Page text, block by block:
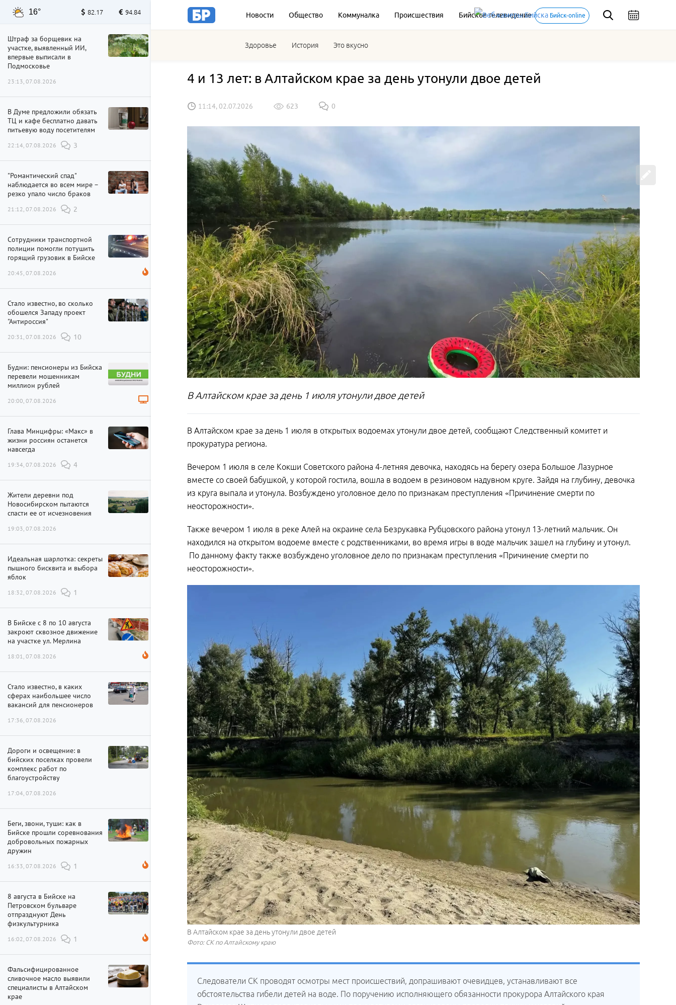
Новости Общество Коммуналка Происшествия Бийское телевидение Бийск-online
Здоровье История Это вкусно
16° 82.17 94.84
Штраф за борщевик на
участке, выявленный ИИ,
впервые выписали в
Подмосковье
23:13, 07.08.2026
В Думе предложили обязать
ТЦ и кафе бесплатно давать
питьевую воду посетителям
22:14, 07.08.2026 3
"Романтический спад"
наблюдается во всем мире –
резко упало число браков
21:12, 07.08.2026 2
Сотрудники транспортной
полиции помогли потушить
горящий грузовик в Бийске
20:45, 07.08.2026
Стало известно, во сколько
обошелся Западу проект
"Антироссия"
20:31, 07.08.2026 10
Будни: пенсионеры из Бийска
перевели мошенникам
миллион рублей
20:00, 07.08.2026
Глава Минцифры: «Макс» в
жизни россиян останется
навсегда
19:34, 07.08.2026 4
Жители деревни под
Новосибирском пытаются
спасти ее от исчезновения
19:03, 07.08.2026
Идеальная шарлотка: секреты
пышного бисквита и выбора
яблок
18:32, 07.08.2026 1
В Бийске с 8 по 10 августа
закроют сквозное движение
на участке ул. Мерлина
18:01, 07.08.2026
Стало известно, в каких
сферах наибольшее число
вакансий для пенсионеров
17:36, 07.08.2026
Дороги и освещение: в
бийских поселках провели
комплекс работ по
благоустройству
17:04, 07.08.2026
Беги, звони, туши: как в
Бийске прошли соревнования
добровольных пожарных
дружин
16:33, 07.08.2026 1
8 августа в Бийске на
Петровском бульваре
отпразднуют День
физкультурника
16:02, 07.08.2026 1
Фальсифицированное
сливочное масло выявили
специалисты в Алтайском
крае
4 и 13 лет: в Алтайском крае за день утонули двое детей
11:14, 02.07.2026 623 0
В Алтайском крае за день 1 июля утонули двое детей
В Алтайском крае за день 1 июля в открытых водоемах утонули двое детей, сообщают Следственный комитет и
прокуратура региона.
Вечером 1 июля в селе Кокши Советского района 4-летняя девочка, находясь на берегу озера Большое Лазурное
вместе со своей бабушкой, у которой гостила, вошла в водоем в резиновом надувном круге. Зайдя на глубину, девочка
из круга выпала и утонула. Возбуждено уголовное дело по признакам преступления «Причинение смерти по
неосторожности».
Также вечером 1 июля в реке Алей на окраине села Безрукавка Рубцовского района утонул 13-летний мальчик. Он
находился на открытом водоеме вместе с родственниками, во время игры в воде мальчик зашел на глубину и утонул.
По данному факту также возбуждено уголовное дело по признакам преступления «Причинение смерти по
неосторожности».
В Алтайском крае за день утонули двое детей
Фото: СК по Алтайскому краю
Следователи СК проводят осмотры мест происшествий, допрашивают очевидцев, устанавливают все
обстоятельства гибели детей на воде. По поручению исполняющего обязанности прокурора Алтайского края